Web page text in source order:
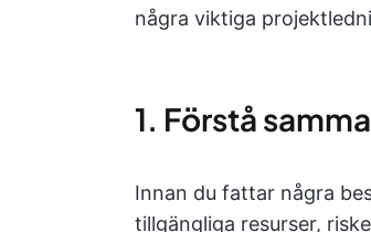
några viktiga
1. Förstå
Innan du fattar några
tillgängliga resurser,